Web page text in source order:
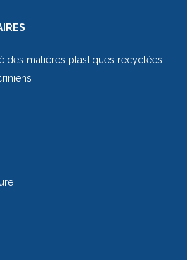
des matières plastiques recyclées